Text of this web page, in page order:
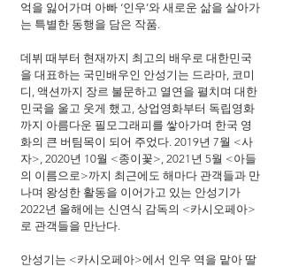
억을 잃어가며 아빠 ‘인우’와 새로운 삶을 살아가
는 특별한 동행을 담은 작품.
데뷔 때부터 현재까지 최고의 배우로 대한민국
을 대표하는 국민배우인 안성기는 드라마, 코미
디, 액션까지 장르 불문하고 열연을 펼치며 대한
민국을 울고 웃게 했고, 상업영화부터 독립영화
까지 아름다운 필모그래피를 쌓아가며 한국 영
화의 큰 버팀목이 되어 주었다. 2019년 7월 <사
자>, 2020년 10월 <종이꽃>, 2021년 5월 <아들
의 이름으로>까지 최근에도 해마다 관객들과 만
나며 왕성한 활동을 이어가고 있는 안성기가
2022년 올해에는 신연식 감독의 <카시오페아>
로 관객들을 만난다.
안성기는 <카시오페아>에서 인우 역을 맡아 딸